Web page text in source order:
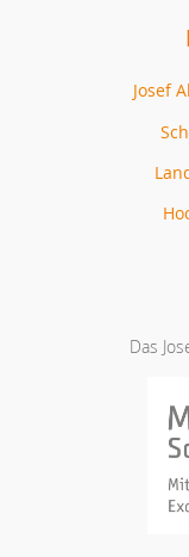
Josef
Das